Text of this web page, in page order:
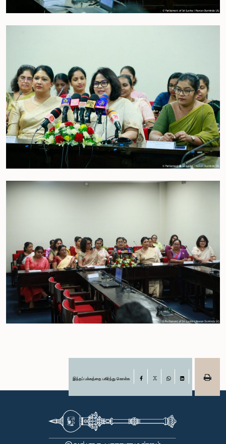
இந்தப் பக்கத்தை பகிர்ந்து கொள்க Facebook